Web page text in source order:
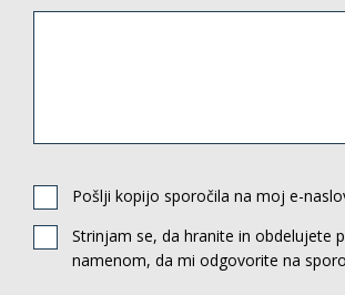
Pošlji kopijo sporočila na moj e-
Strinjam se, da hranite in obdelujete
namenom, da mi odgovorite na